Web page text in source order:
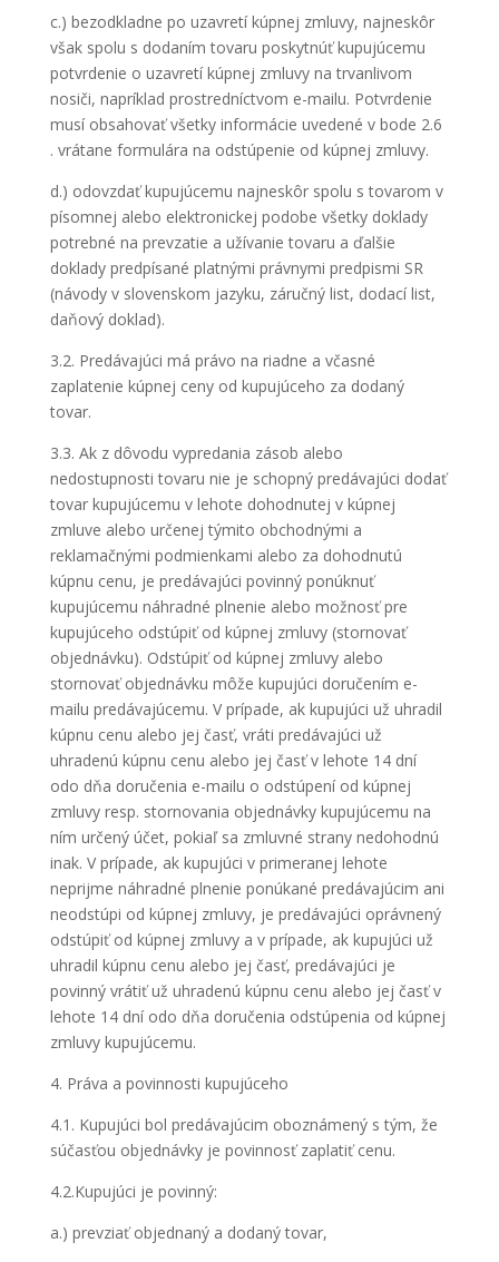
c.) bezodkladne po uzavretí kúpnej zmluvy, najneskôr
však spolu s dodaním tovaru poskytnúť kupujúcemu
potvrdenie o uzavretí kúpnej zmluvy na trvanlivom
nosiči, napríklad prostredníctvom e-mailu. Potvrdenie
musí obsahovať všetky informácie uvedené v bode 2.6
. vrátane formulára na odstúpenie od kúpnej zmluvy.
d.) odovzdať kupujúcemu najneskôr spolu s tovarom v
písomnej alebo elektronickej podobe všetky doklady
potrebné na prevzatie a užívanie tovaru a ďalšie
doklady predpísané platnými právnymi predpismi SR
(návody v slovenskom jazyku, záručný list, dodací list,
daňový doklad).
3.2. Predávajúci má právo na riadne a včasné
zaplatenie kúpnej ceny od kupujúceho za dodaný
tovar.
3.3. Ak z dôvodu vypredania zásob alebo
nedostupnosti tovaru nie je schopný predávajúci dodať
tovar kupujúcemu v lehote dohodnutej v kúpnej
zmluve alebo určenej týmito obchodnými a
reklamačnými podmienkami alebo za dohodnutú
kúpnu cenu, je predávajúci povinný ponúknuť
kupujúcemu náhradné plnenie alebo možnosť pre
kupujúceho odstúpiť od kúpnej zmluvy (stornovať
objednávku). Odstúpiť od kúpnej zmluvy alebo
stornovať objednávku môže kupujúci doručením e-
mailu predávajúcemu. V prípade, ak kupujúci už uhradil
kúpnu cenu alebo jej časť, vráti predávajúci už
uhradenú kúpnu cenu alebo jej časť v lehote 14 dní
odo dňa doručenia e-mailu o odstúpení od kúpnej
zmluvy resp. stornovania objednávky kupujúcemu na
ním určený účet, pokiaľ sa zmluvné strany nedohodnú
inak. V prípade, ak kupujúci v primeranej lehote
neprijme náhradné plnenie ponúkané predávajúcim ani
neodstúpi od kúpnej zmluvy, je predávajúci oprávnený
odstúpiť od kúpnej zmluvy a v prípade, ak kupujúci už
uhradil kúpnu cenu alebo jej časť, predávajúci je
povinný vrátiť už uhradenú kúpnu cenu alebo jej časť v
lehote 14 dní odo dňa doručenia odstúpenia od kúpnej
zmluvy kupujúcemu.
4. Práva a povinnosti kupujúceho
4.1. Kupujúci bol predávajúcim oboznámený s tým, že
súčasťou objednávky je povinnosť zaplatiť cenu.
4.2.Kupujúci je povinný:
a.) prevziať objednaný a dodaný tovar,